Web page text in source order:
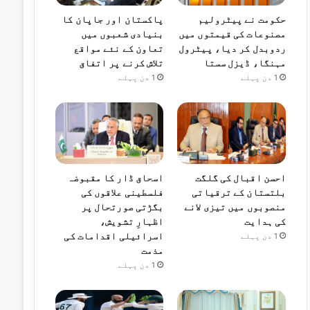
حکومت نے پیٹرولیم
مصنوعات کی قیمتوں میں
ردوبدل کر دیا، پیٹرول
مہنگا، ڈیزل سستا
1 دن پہلے
پاکستان اور جاپان کا
بنیادی شعبوں میں
تعاون کے نئے مواقع
تلاش کرنے پر اتفاق
1 دن پہلے
احسن اقبال کی گلگت
بلتستان کے ترقیاتی
منصوبوں میں تیزی لانے
کی ہدایت
1 دن پہلے
اسحاق ڈار کا مقبوضہ
فلسطینی علاقوں کی
بگڑتی صورتحال پر
اظہارِ تشویش،
اسرائیلی اقدامات کی
مذمت
1 دن پہلے